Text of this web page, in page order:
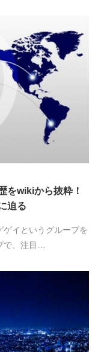
をwikiから抜粋！
迫る
イというグループを
で、注目…